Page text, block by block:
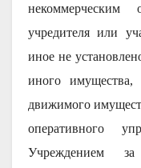
учредителя или
иное не
иного имущества,
движимого
оперативного
Учреждением